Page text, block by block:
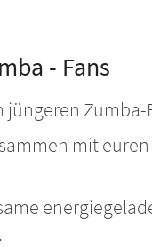
- Fans
Zumba-
mit